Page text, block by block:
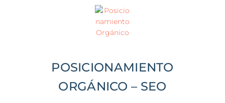
POSICIONAMIENTO
ORGÁNICO – SEO